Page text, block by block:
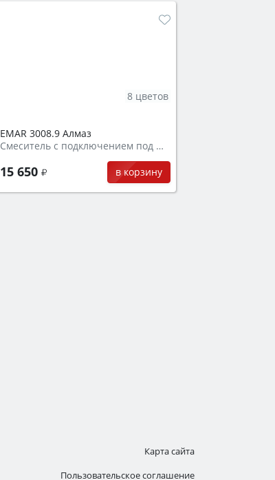
EMAR 3008.9 Алмаз
Смеситель с подключением под фильтр
15 650 в корзину
8 цветов
Карта сайта
Пользовательское соглашение